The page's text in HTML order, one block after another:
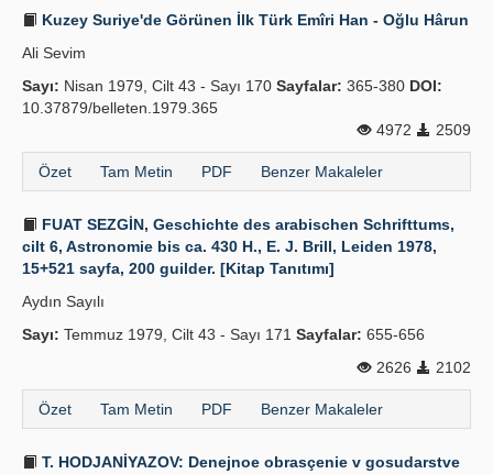
Kuzey Suriye'de Görünen İlk Türk Emîri Han - Oğlu Hârun
Ali Sevim
Sayı: Nisan 1979, Cilt 43 - Sayı 170 Sayfalar: 365-380 DOI:
10.37879/belleten.1979.365
4972
2509
Özet Tam Metin PDF Benzer Makaleler
FUAT SEZGİN, Geschichte des arabischen Schrifttums,
cilt 6, Astronomie bis ca. 430 H., E. J. Brill, Leiden 1978,
15+521 sayfa, 200 guilder. [Kitap Tanıtımı]
Aydın Sayılı
Sayı: Temmuz 1979, Cilt 43 - Sayı 171 Sayfalar: 655-656
2626
2102
Özet Tam Metin PDF Benzer Makaleler
T. HODJANİYAZOV: Denejnoe obrasçenie v gosudarstve